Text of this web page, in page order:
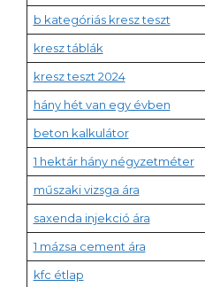
b kategóriás kresz teszt
kresz táblák
kresz teszt 2024
hány hét van egy évben
beton kalkulátor
1 hektár hány négyzetméter
műszaki vizsga ára
saxenda injekció ára
1 mázsa cement ára
kfc étlap